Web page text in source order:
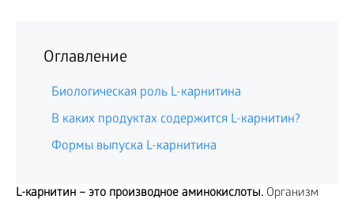
Оглавление
Биологическая роль L-карнитина
В каких продуктах содержится L-карнитин?
Формы выпуска L-карнитина
L-карнитин – это производное аминокислоты. Организм